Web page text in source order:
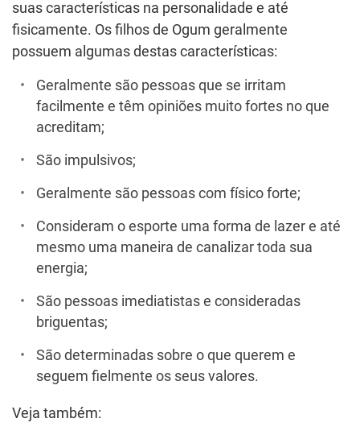
suas características na personalidade e até
fisicamente. Os filhos de Ogum geralmente
possuem algumas destas características:
Geralmente são pessoas que se irritam
facilmente e têm opiniões muito fortes no que
acreditam;
São impulsivos;
Geralmente são pessoas com físico forte;
Consideram o esporte uma forma de lazer e até
mesmo uma maneira de canalizar toda sua
energia;
São pessoas imediatistas e consideradas
briguentas;
São determinadas sobre o que querem e
seguem fielmente os seus valores.
Veja também: